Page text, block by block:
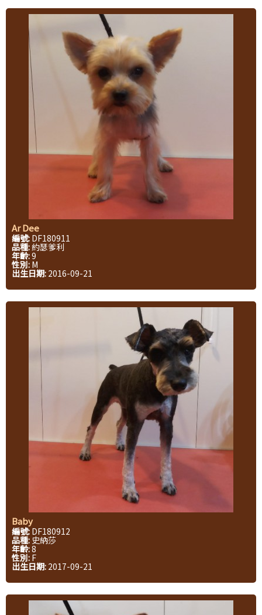
Ar Dee
編號: DF180911
品種:約瑟爹利
年齡:9
性別: M
出生日期: 2016-09-21
Baby
編號: DF180912
品種: 史納莎
年齡:8
性別: F
出生日期: 2017-09-21